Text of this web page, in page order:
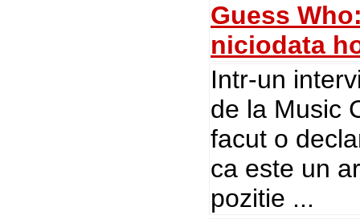
Guess
niciodata
Intr-un
de la Music
facut o
ca este un
pozitie ...